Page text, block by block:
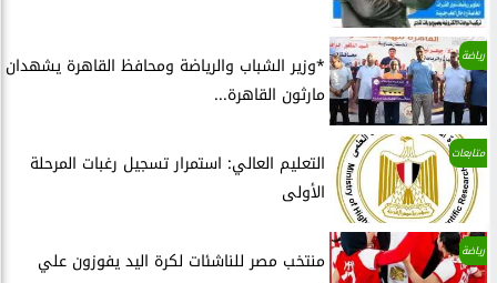
رياضة
*وزير الشباب والرياضة ومحافظ القاهرة يشهدان
مارثون القاهرة...
متابعات
التعليم العالي: استمرار تسجيل رغبات المرحلة
الأولى
رياضة
منتخب مصر للناشئات لكرة اليد يفوزون علي